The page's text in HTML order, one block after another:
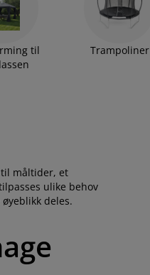
til
Trampoliner
til måltider, et
ulike behov
deles.